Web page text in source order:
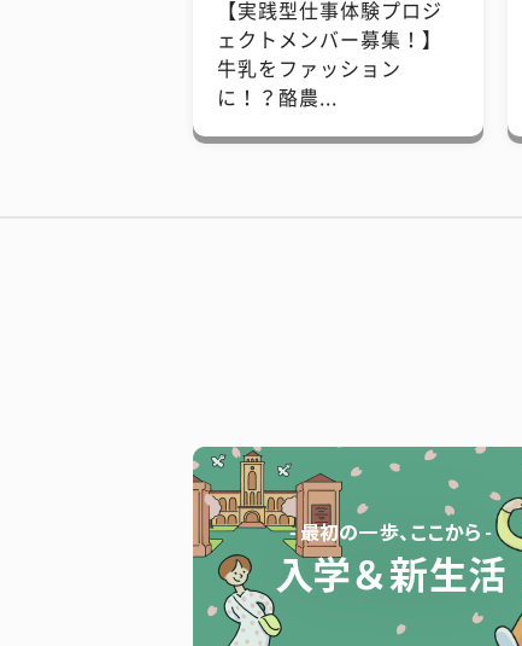
【実践型仕事体験プロジ
ェクトメンバー募集！】
牛乳をファッション
に！？酪農...